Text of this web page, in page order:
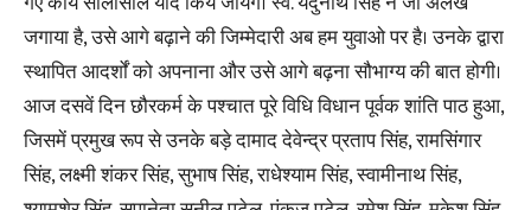
जगाया है, उसे आगे बढ़ाने की जिम्मेदारी अब हम युवाओ पर है। उनके द्वारा
स्थापित आदर्शों को अपनाना और उसे आगे बढ़ना सौभाग्य की बात होगी।
आज दसवें दिन छौरकर्म के पश्चात पूरे विधि विधान पूर्वक शांति पाठ हुआ,
जिसमें प्रमुख रूप से उनके बड़े दामाद देवेन्द्र प्रताप सिंह, रामसिंगार
सिंह, लक्ष्मी शंकर सिंह, सुभाष सिंह, राधेश्याम सिंह, स्वामीनाथ सिंह,